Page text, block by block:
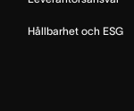
Hållbarhet och ESG